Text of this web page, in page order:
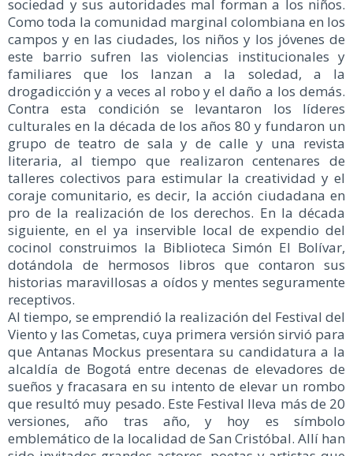
sociedad y sus autoridades mal forman a los niños.
Como toda la comunidad marginal colombiana en los
campos y en las ciudades, los niños y los jóvenes de
este barrio sufren las violencias institucionales y
familiares que los lanzan a la soledad, a la
drogadicción y a veces al robo y el daño a los demás.
Contra esta condición se levantaron los líderes
culturales en la década de los años 80 y fundaron un
grupo de teatro de sala y de calle y una revista
literaria, al tiempo que realizaron centenares de
talleres colectivos para estimular la creatividad y el
coraje comunitario, es decir, la acción ciudadana en
pro de la realización de los derechos. En la década
siguiente, en el ya inservible local de expendio del
cocinol construimos la Biblioteca Simón El Bolívar,
dotándola de hermosos libros que contaron sus
historias maravillosas a oídos y mentes seguramente
receptivos.
Al tiempo, se emprendió la realización del Festival del
Viento y las Cometas, cuya primera versión sirvió para
que Antanas Mockus presentara su candidatura a la
alcaldía de Bogotá entre decenas de elevadores de
sueños y fracasara en su intento de elevar un rombo
que resultó muy pesado. Este Festival lleva más de 20
versiones, año tras año, y hoy es símbolo
emblemático de la localidad de San Cristóbal. Allí han